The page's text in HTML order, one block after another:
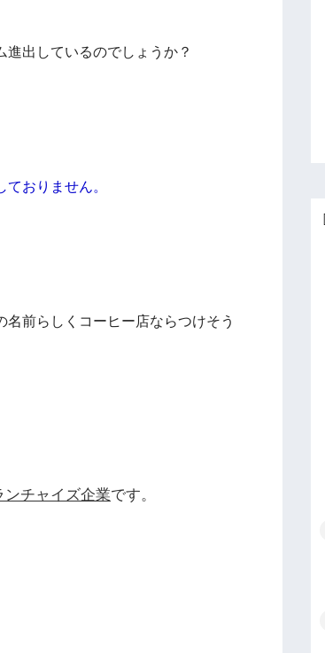
出しているのでしょうか？
おりません。
前らしくコーヒー店ならつけそう
ンチャイズ企業です。